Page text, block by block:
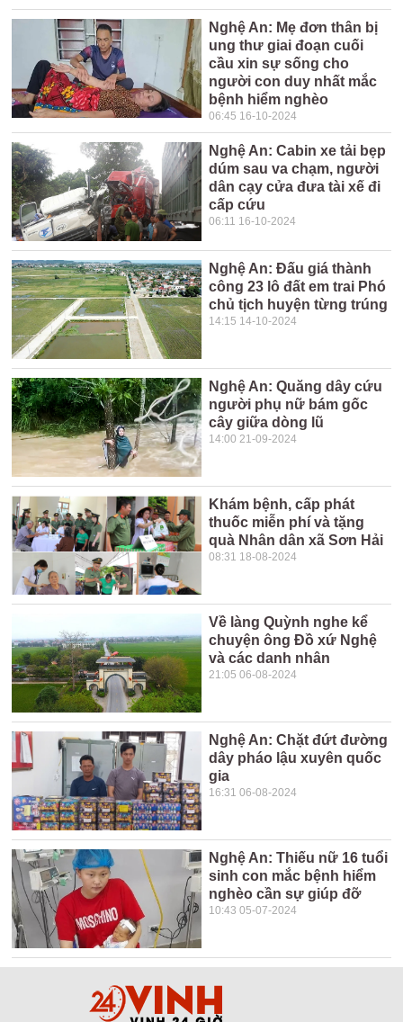
Nghệ An: Mẹ đơn thân bị
ung thư giai đoạn cuối
cầu xin sự sống cho
người con duy nhất mắc
bệnh hiểm nghèo
06:45 16-10-2024
Nghệ An: Cabin xe tải bẹp
dúm sau va chạm, người
dân cạy cửa đưa tài xế đi
cấp cứu
06:11 16-10-2024
Nghệ An: Đấu giá thành
công 23 lô đất em trai Phó
chủ tịch huyện từng trúng
14:15 14-10-2024
Nghệ An: Quăng dây cứu
người phụ nữ bám gốc
cây giữa dòng lũ
14:00 21-09-2024
Khám bệnh, cấp phát
thuốc miễn phí và tặng
quà Nhân dân xã Sơn Hải
08:31 18-08-2024
Về làng Quỳnh nghe kể
chuyện ông Đồ xứ Nghệ
và các danh nhân
21:05 06-08-2024
Nghệ An: Chặt đứt đường
dây pháo lậu xuyên quốc
gia
16:31 06-08-2024
Nghệ An: Thiếu nữ 16 tuổi
sinh con mắc bệnh hiểm
nghèo cần sự giúp đỡ
10:43 05-07-2024